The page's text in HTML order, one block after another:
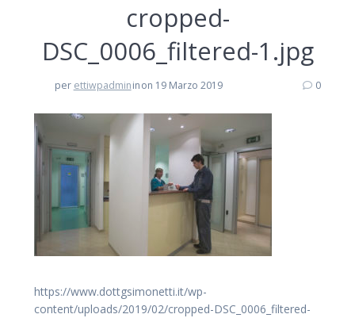
cropped-
DSC_0006_filtered-1.jpg
per ettiwpadmininon 19 Marzo 2019 0
https://www.dottgsimonetti.it/wp-
content/uploads/2019/02/cropped-DSC_0006_filtered-